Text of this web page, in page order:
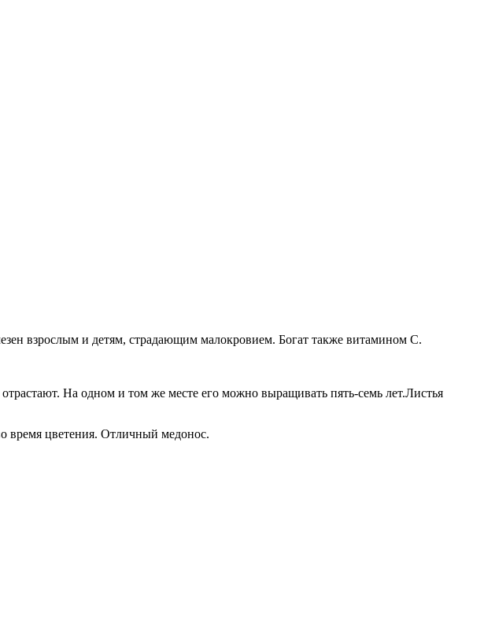
взрос­лым и детям, страдающим малокровием. Богат также вита­мином С.
На одном и том же месте его можно выращивать пять-семь лет.Листья
время цветения. Отличный медонос.